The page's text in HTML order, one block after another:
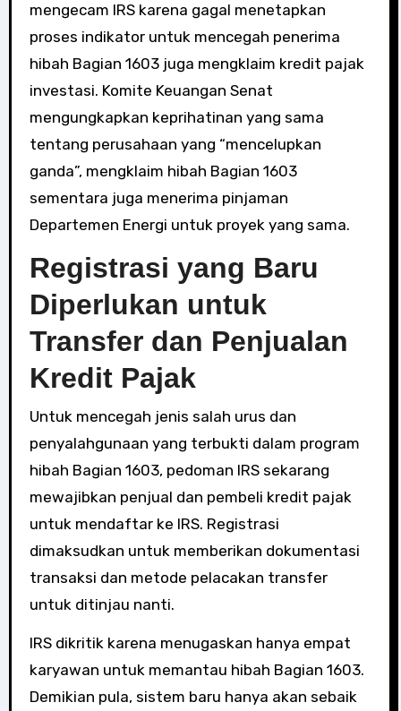
mengecam IRS karena gagal menetapkan
proses indikator untuk mencegah penerima
hibah Bagian 1603 juga mengklaim kredit pajak
investasi. Komite Keuangan Senat
mengungkapkan keprihatinan yang sama
tentang perusahaan yang “mencelupkan
ganda”, mengklaim hibah Bagian 1603
sementara juga menerima pinjaman
Departemen Energi untuk proyek yang sama.
Registrasi yang Baru
Diperlukan untuk
Transfer dan Penjualan
Kredit Pajak
Untuk mencegah jenis salah urus dan
penyalahgunaan yang terbukti dalam program
hibah Bagian 1603, pedoman IRS sekarang
mewajibkan penjual dan pembeli kredit pajak
untuk mendaftar ke IRS. Registrasi
dimaksudkan untuk memberikan dokumentasi
transaksi dan metode pelacakan transfer
untuk ditinjau nanti.
IRS dikritik karena menugaskan hanya empat
karyawan untuk memantau hibah Bagian 1603.
Demikian pula, sistem baru hanya akan sebaik